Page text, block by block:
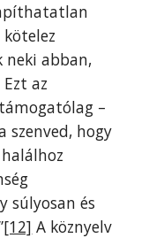
neki abban,
az
–
szenved, hogy
súlyosan és
[12] A köznyelv